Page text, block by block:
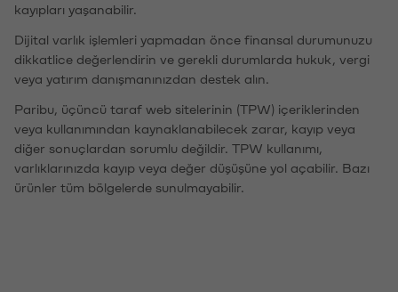
kayıpları yaşanabilir.
Dijital varlık işlemleri yapmadan önce finansal durumunuzu
dikkatlice değerlendirin ve gerekli durumlarda hukuk, vergi
veya yatırım danışmanınızdan destek alın.
Paribu, üçüncü taraf web sitelerinin (TPW) içeriklerinden
veya kullanımından kaynaklanabilecek zarar, kayıp veya
diğer sonuçlardan sorumlu değildir. TPW kullanımı,
varlıklarınızda kayıp veya değer düşüşüne yol açabilir. Bazı
ürünler tüm bölgelerde sunulmayabilir.